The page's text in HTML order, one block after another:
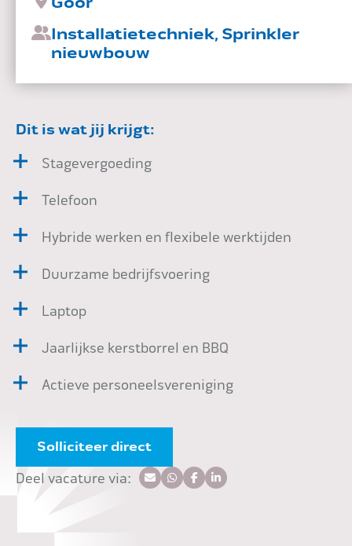
Impact
Onderhoud
Mijn Aqua+
Contact
Installatietechniek, Sprinkler
nieuwbouw
Dit is wat jij krijgt:
Stagevergoeding
Telefoon
Hybride werken en flexibele werktijden
Duurzame bedrijfsvoering
Laptop
Jaarlijkse kerstborrel en BBQ
Actieve personeelsvereniging
Solliciteer direct
Deel vacature via: